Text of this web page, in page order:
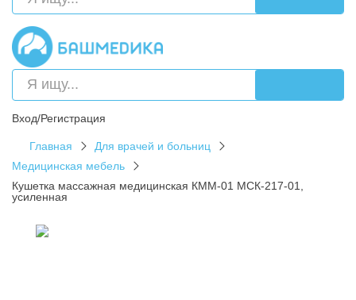
Вход/Регистрация
Главная
Для врачей и больниц
Медицинская мебель
Кушетка массажная медицинская КММ-01 МСК-217-01,
усиленная